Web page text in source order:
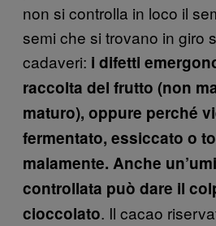
non si controlla in loco il
semi che si trovano in giro
cadaveri: i difetti
raccolta del frutto (non
maturo), oppure perché
fermentato, essiccato o
malamente. Anche
controllata può dare il
cioccolato. Il cacao